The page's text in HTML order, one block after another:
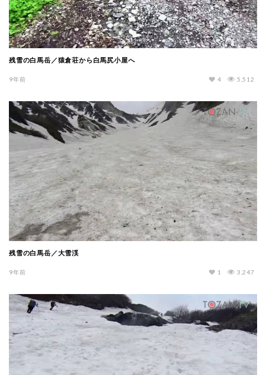
残雪の白馬岳／猿倉荘から白馬尻小屋へ
9年前 5,512
4
残雪の白馬岳／大雪渓
9年前 3,247
1